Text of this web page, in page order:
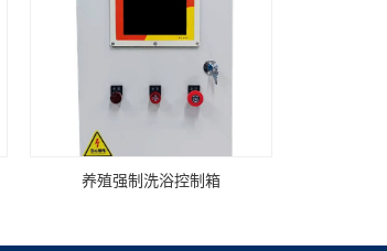
养殖强制洗浴控制箱